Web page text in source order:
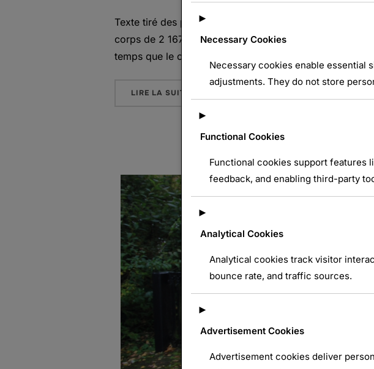
Texte tiré des panneaux explicatifs sur place Située
corps de 2 167 soldats morts pour la France lors de la
temps que le cimetière allemand voisin, elle témoigne
LIRE LA SUITE DE
►
Necessary Cookies
Necessary cookies enable essential
adjustments. They do not store
►
Functional Cookies
Functional cookies support features
feedback, and enabling third-party
►
Analytical Cookies
Analytical cookies track visitor
bounce rate, and traffic sources.
►
Advertisement Cookies
Advertisement cookies deliver